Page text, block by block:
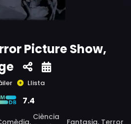
Picture Show,
Llista
7.4
Ciència
Fantasia, Terror